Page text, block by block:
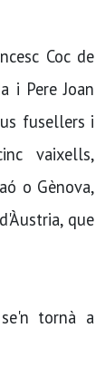
Coc de
i Pere Joan
fusellers i
vaixells,
o Gènova,
que
tornà a